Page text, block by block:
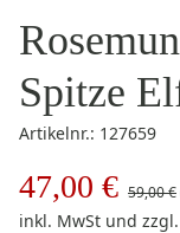
Spitze
Artikelnr.: 127659
47,00 € 59,00 €
inkl. MwSt und zzgl.